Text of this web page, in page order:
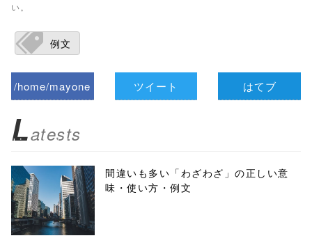
い。
例文
/home/mayone
biz.jp/public_ht
ml/wp-
content/themes
/tapbiz_theme/
ツイート はてブ
Latests
間違いも多い「わざわざ」の正しい意
味・使い方・例文